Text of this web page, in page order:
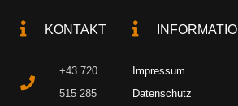
KONTAKT
+43 720
515 285
Impressum
Datenschutz